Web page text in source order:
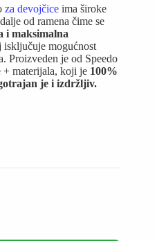
za devojčice ima široke
od ramena čime se
i maksimalna
mogućnost
Proizveden je od Speedo
materijala, koji je 100%
je i izdržljiv.